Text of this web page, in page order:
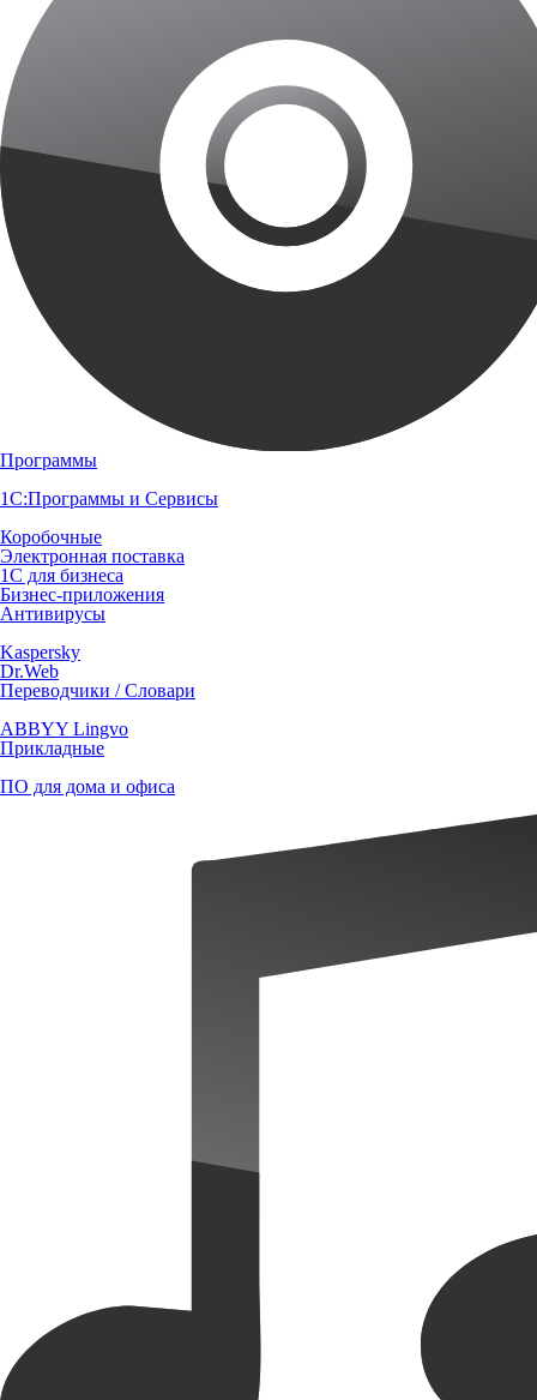
Программы
1С:Программы и Сервисы
Коробочные
Электронная поставка
1С для бизнеса
Бизнес-приложения
Антивирусы
Kaspersky
Dr.Web
Переводчики / Словари
ABBYY Lingvo
Прикладные
ПО для дома и офиса